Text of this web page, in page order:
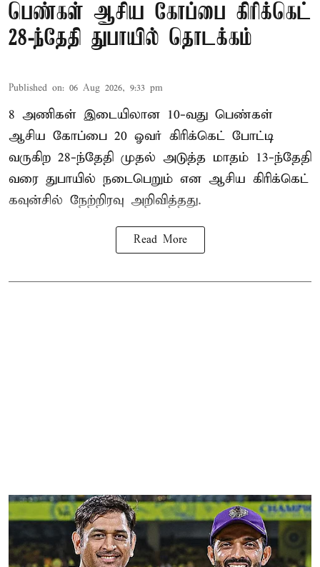
பெண்கள் ஆசிய கோப்பை கிரிக்கெட்
28-ந்தேதி துபாயில் தொடக்கம்
Published on: 06 Aug 2026, 9:33 pm
8 அணிகள் இடையிலான 10-வது பெண்கள்
ஆசிய கோப்பை 20 ஓவர் கிரிக்கெட் போட்டி
வருகிற 28-ந்தேதி முதல் அடுத்த மாதம் 13-ந்தேதி
வரை துபாயில் நடைபெறும் என ஆசிய கிரிக்கெட்
கவுன்சில் நேற்றிரவு அறிவித்தது.
Read More